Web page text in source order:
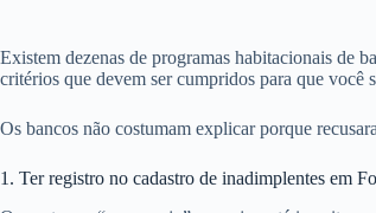
Existem dezenas de programas habitacionais de
critérios que devem ser cumpridos para que você
Os bancos não costumam explicar porque
1. Ter registro no cadastro de inadimplentes em